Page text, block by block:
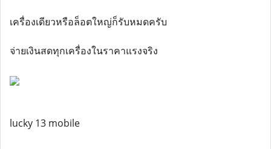
เครื่องเดียวหรือล็อตใหญ่ก็รับหมดครับ
จ่ายเงินสดทุกเครื่องในราคาแรงจริง
lucky 13 mobile